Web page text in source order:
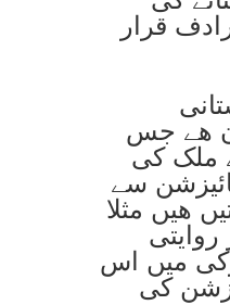
قرار
ھے جس
ملک کی
سے
ھیں مثلا
میں اس
کی